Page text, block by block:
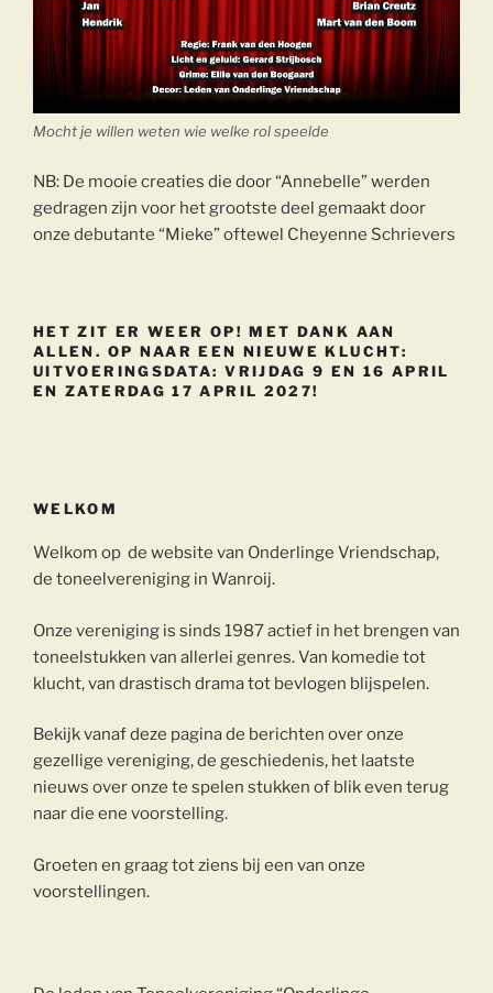
Mocht je willen weten wie welke rol speelde
NB: De mooie creaties die door “Annebelle” werden
gedragen zijn voor het grootste deel gemaakt door
onze debutante “Mieke” oftewel Cheyenne Schrievers
HET ZIT ER WEER OP! MET DANK AAN
ALLEN. OP NAAR EEN NIEUWE KLUCHT:
UITVOERINGSDATA: VRIJDAG 9 EN 16 APRIL
EN ZATERDAG 17 APRIL 2027!
WELKOM
Welkom op de website van Onderlinge Vriendschap,
de toneelvereniging in Wanroij.
Onze vereniging is sinds 1987 actief in het brengen van
toneelstukken van allerlei genres. Van komedie tot
klucht, van drastisch drama tot bevlogen blijspelen.
Bekijk vanaf deze pagina de berichten over onze
gezellige vereniging, de geschiedenis, het laatste
nieuws over onze te spelen stukken of blik even terug
naar die ene voorstelling.
Groeten en graag tot ziens bij een van onze
voorstellingen.